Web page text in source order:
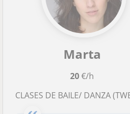
Marta
20€/h
CLASES DE BAILE/ DANZA (TWERK, COMMERCIAL, MODERNO..)